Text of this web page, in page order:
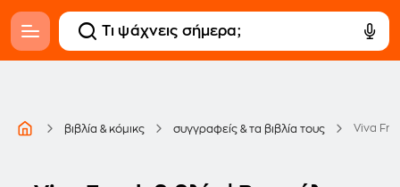
βιβλία & κόμικς συγγραφείς & τα βιβλία τους Viva